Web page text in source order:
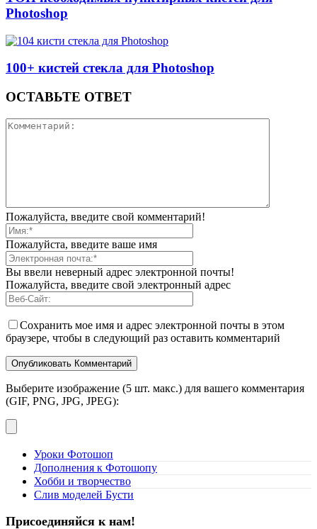
Photoshop
100+ кистей стекла для Photoshop
ОСТАВЬТЕ ОТВЕТ
Пожалуйста, введите свой комментарий!
Пожалуйста, введите ваше имя
Вы ввели неверный адрес электронной почты!
Пожалуйста, введите свой электронный адрес
Сохранить мое имя и адрес электронной почты в этом
браузере, чтобы в следующий раз оставить комментарий
Выберите изображение (5 шт. макс.) для вашего комментария
(GIF, PNG, JPG, JPEG):
Уроки Фотошоп
Дополнения к Фотошопу
Хобби и творчество
Слив моделей Бусти
Присоединяйся к нам!